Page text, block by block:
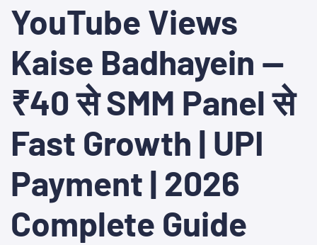
YouTube Views
Kaise Badhayein —
₹40 से SMM Panel से
Fast Growth | UPI
Payment | 2026
Complete Guide